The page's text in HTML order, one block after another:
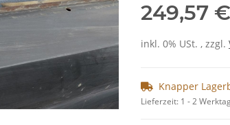
249,57 €
inkl. 0% USt. , zzgl.
Knapper
Lieferzeit: 1 - 2